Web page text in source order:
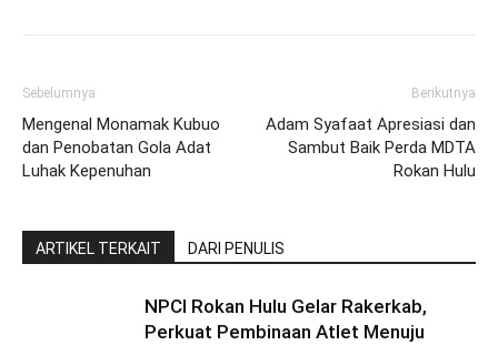
Sebelumnya
Mengenal Monamak Kubuo
dan Penobatan Gola Adat
Luhak Kepenuhan
Berikutnya
Adam Syafaat Apresiasi dan
Sambut Baik Perda MDTA
Rokan Hulu
ARTIKEL TERKAIT DARI PENULIS
NPCI Rokan Hulu Gelar Rakerkab,
Perkuat Pembinaan Atlet Menuju